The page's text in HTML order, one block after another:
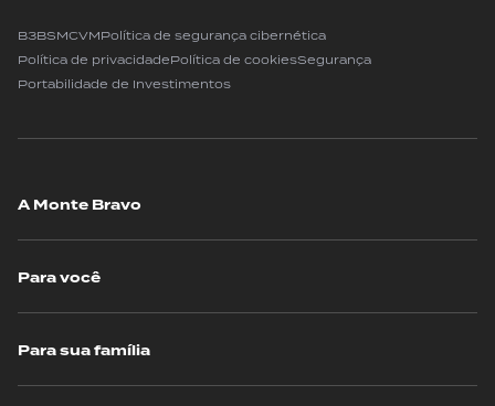
B3BSMCVMPolítica de segurança cibernética
Política de privacidadePolítica de cookiesSegurança
Portabilidade de Investimentos
A Monte Bravo
Para você
Para sua família